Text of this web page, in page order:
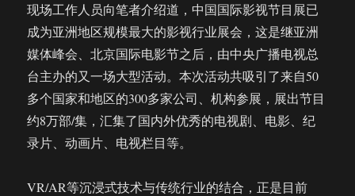
现场工作人员向笔者介绍道，中国国际影视节目展已
成为亚洲地区规模最大的影视行业展会，这是继亚洲
媒体峰会、北京国际电影节之后，由中央广播电视总
台主办的又一场大型活动。本次活动共吸引了来自50
多个国家和地区的300多家公司、机构参展，展出节目
约8万部/集，汇集了国内外优秀的电视剧、电影、纪
录片、动画片、电视栏目等。
VR/AR等沉浸式技术与传统行业的结合，正是目前